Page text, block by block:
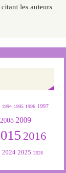
les auteurs
1994 1995 1996 1997
2008 2009
2016
2024 2025 2026